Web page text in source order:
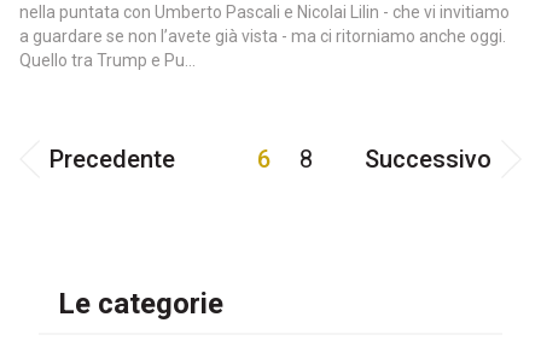
nella puntata con Umberto Pascali e Nicolai Lilin - che vi invitiamo
a guardare se non l’avete già vista - ma ci ritorniamo anche oggi.
Quello tra Trump e Pu...
Precedente 6 8 Successivo
Le categorie